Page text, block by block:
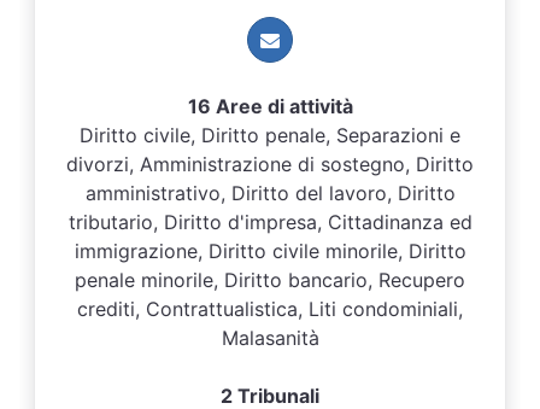
16 Aree di attività
Diritto civile, Diritto penale, Separazioni e
divorzi, Amministrazione di sostegno, Diritto
amministrativo, Diritto del lavoro, Diritto
tributario, Diritto d'impresa, Cittadinanza ed
immigrazione, Diritto civile minorile, Diritto
penale minorile, Diritto bancario, Recupero
crediti, Contrattualistica, Liti condominiali,
Malasanità
2 Tribunali